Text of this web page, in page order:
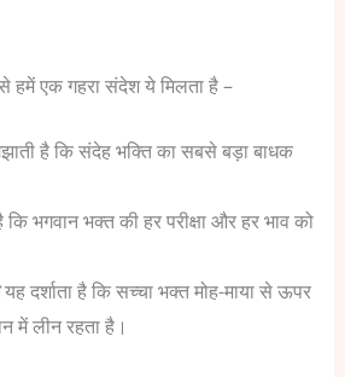
हमें एक गहरा संदेश ये मिलता है –
है कि संदेह भक्ति का सबसे बड़ा बाधक
कि भगवान भक्त की हर परीक्षा और हर भाव को
यह दर्शाता है कि सच्चा भक्त मोह-माया से ऊपर
में लीन रहता है।